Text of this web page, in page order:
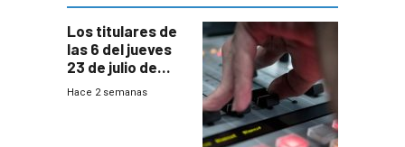
gobierno
Los titulares de
las 6 del jueves
23 de julio de
2026
Hace 2 semanas